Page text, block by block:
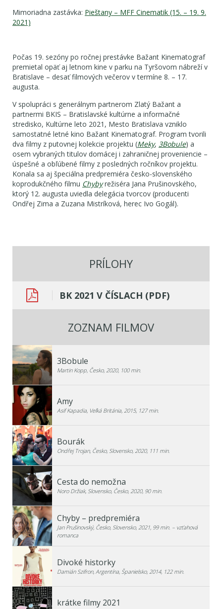
Mimoriadna zastávka: Pieštany – MFF Cinematik (15. – 19. 9.
2021)
Počas 19. sezóny po ročnej prestávke Bažant Kinematograf
premietal opäť aj letnom kine v parku na Tyršovom nábreží v
Bratislave – desať filmových večerov v termíne 8. – 17.
augusta.
V spolupráci s generálnym partnerom Zlatý Bažant a
partnermi BKIS – Bratislavské kultúrne a informačné
stredisko, Kultúrne leto 2021, Mesto Bratislava vzniklo
samostatné letné kino Bažant Kinematograf. Program tvorili
dva filmy z putovnej kolekcie projektu (Meky, 3Bobule) a
osem vybraných titulov domácej i zahraničnej proveniencie –
úspešné a obľúbené filmy z posledných ročníkov projektu.
Konala sa aj špeciálna predpremiéra česko-slovenského
koprodukčného filmu Chybyrežiséra Jana Prušinovského,
ktorý 12. augusta uviedla delegácia tvorcov (producenti
Ondřej Zima a Zuzana Mistríková, herec Ivo Gogál).
PRÍLOHY
BK 2021 V ČÍSLACH (PDF)
ZOZNAM FILMOV
3Bobule
Martin Kopp, Česko, 2020, 100 min.
Amy
Asif Kapadia, Veľká Británia, 2015, 127 min.
Bourák
Ondřej Trojan, Česko, Slovensko, 2020, 111 min.
Cesta do nemožna
Noro Držiak, Slovensko, Česko, 2020, 90 min.
Chyby – predpremiéra
Jan Prušinovský, Česko, Slovensko, 2021, 99 min. – vzťahová
romanca
Divoké historky
Damián Szifron, Argentína, Španielsko, 2014, 122 min.
krátke filmy 2021